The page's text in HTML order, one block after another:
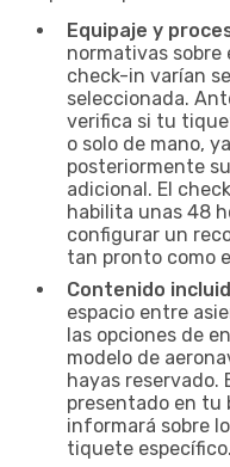
Equipaje y
normativas sobre
check-in varían
seleccionada.
verifica si tu
o solo de mano,
posteriormente
adicional. El
habilita unas 48
configurar un
tan pronto como
Contenido
espacio entre
las opciones de
modelo de
hayas reservado.
presentado en tu
informará sobre
tiquete específico.